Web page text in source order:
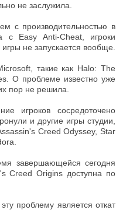
не заслужила.
с производительностью в
с Easy Anti-Cheat, игроки
не запускается вообще.
такие как Halo: The
О проблеме известно уже
пор не решила.
игроков сосредоточено
и другие игры студии,
Creed Odyssey, Star
завершающейся сегодня
Creed Origins доступна по
проблему является откат